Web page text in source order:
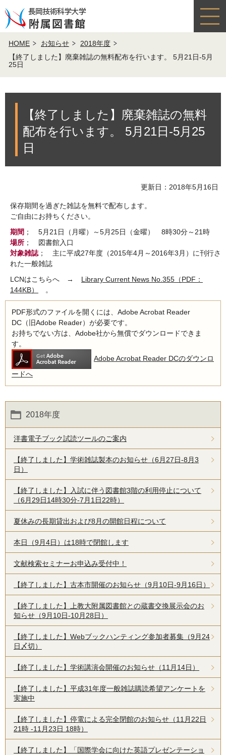
HOME お知らせ
2018年度
【終了しました】廃棄雑誌の無料配布を行います。 5月21日-5月
25日
【終了しました】廃棄雑誌の無料
配布を行います。 5月21日-5月25
日
更新日：2018年5月16日
保存期間を過ぎた雑誌を無料で配布します。
ご自由にお持ちください。
期間 ； 5月21日（月曜）～5月25日（金曜） 8時30分～21時
場所 ； 図書館入口
対象雑誌 ； 主に平成27年度（2015年4月～2016年3月）に刊行さ
れた一般雑誌
LCNはこちらへ →
Library Current News No.355（PDF：
144KB）
。
PDF形式のファイルを開くには、Adobe Acrobat Reader
DC（旧Adobe Reader）が必要です。
お持ちでない方は、Adobe社から無償でダウンロードできま
す。
Adobe Acrobat Reader DCのダウンロ
ードへ
2018年度
洋書電子ブック試読ツールのご案内
【終了しました】学術雑誌製本のお知らせ（6月27日-8月3
日）
【終了しました】入試に伴う図書館3階の利用停止について
（6月29日14時30分-7月1日22時）
夏休みの長期貸出および8月の開館日程について
本日（9月4日）は18時で閉館します
文献検索セミナーお申込み受付中！
【終了しました】古本市開催のお知らせ（9月10日-9月16日）
【終了しました】上教大附属図書館との蔵書交換展示会のお
知らせ（9月10日-10月28日）
【終了しました】Webブックハンティング参加者募集（9月24
日〆切）
【終了しました】学術講演会開催のお知らせ（11月14日）
【終了しました】平成31年度一般雑誌購読希望アンケートを
実施中
【終了しました】停電による完全閉館のお知らせ（11月22日
21時 -11月23日 18時）
【終了しました】「国際学会に向けた英語プレゼンテーショ